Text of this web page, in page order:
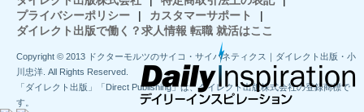
プライバシーポリシー
| カスタマーサポート
|
ダイレクト出版で働く？求人情報 転職 就活はここ
Copyright © 2013 ドクターモルツのサイコ・サイバネティクス｜ダイレクト出版・小
川忠洋. All Rights Reserved.
「ダイレクト出版」「Direct Publishing」は、ダイレクト出版株式会社の登録商標で
す。